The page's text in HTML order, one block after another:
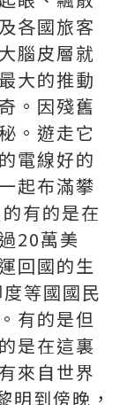
各國旅客
腦皮層就
大的推動
。因殘舊
。遊走它
電線好的
起布滿攀
有的是在
20萬美
回國的生
等國國民
有的是但
是在這裏
來自世界
到傍晚，